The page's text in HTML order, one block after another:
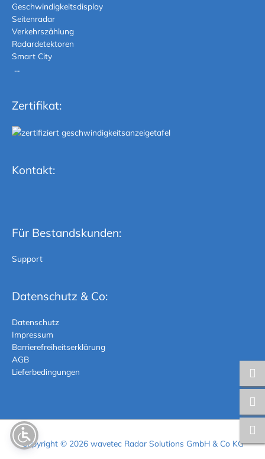
Geschwindigkeitsdisplay
Seitenradar
Verkehrszählung
Radardetektoren
Smart City
…
Zertifikat:
Kontakt:
Für Bestandskunden:
Support
Datenschutz & Co:
Datenschutz
Impressum
Barrierefreiheitserklärung
AGB
Lieferbedingungen
Copyright © 2026 wavetec Radar Solutions GmbH & Co KG